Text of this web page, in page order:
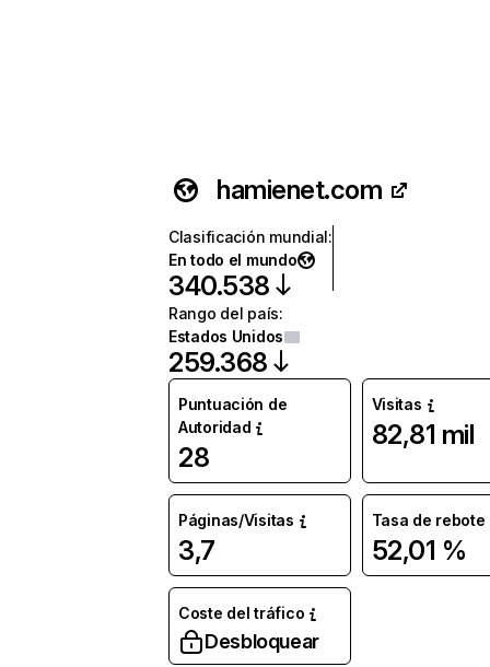
hamienet.com
Clasificación mundial:
En todo el mundo
340.538
Rango del país:
Estados Unidos
259.368
Puntuación de
Autoridad
28
Visitas
82,81 mil
Páginas/Visitas
3,7
Tasa de rebote
52,01 %
Coste del tráfico
Desbloquear